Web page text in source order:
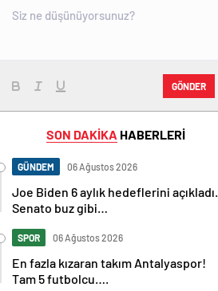
GÖNDER
SON DAKİKA HABERLERİ
GÜNDEM 06 Ağustos 2026
Joe Biden 6 aylık hedeflerini açıkladı.
Senato buz gibi…
SPOR 06 Ağustos 2026
En fazla kızaran takım Antalyaspor!
Tam 5 futbolcu….